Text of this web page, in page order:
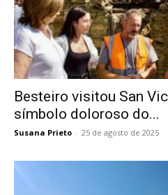
Besteiro visitou San
símbolo doloroso do...
Susana Prieto - 25 de agosto de 2025